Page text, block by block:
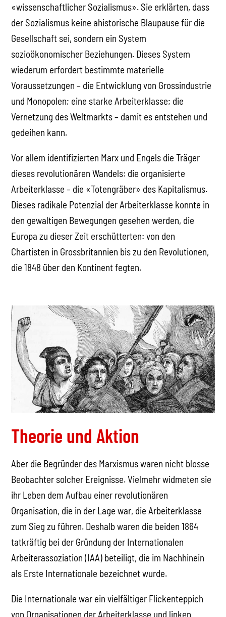
«wissenschaftlicher Sozialismus». Sie erklärten, dass
der Sozialismus keine ahistorische Blaupause für die
Gesellschaft sei, sondern ein System
sozioökonomischer Beziehungen. Dieses System
wiederum erfordert bestimmte materielle
Voraussetzungen – die Entwicklung von Grossindustrie
und Monopolen; eine starke Arbeiterklasse; die
Vernetzung des Weltmarkts – damit es entstehen und
gedeihen kann.
Vor allem identifizierten Marx und Engels die Träger
dieses revolutionären Wandels: die organisierte
Arbeiterklasse – die «Totengräber» des Kapitalismus.
Dieses radikale Potenzial der Arbeiterklasse konnte in
den gewaltigen Bewegungen gesehen werden, die
Europa zu dieser Zeit erschütterten: von den
Chartisten in Grossbritannien bis zu den Revolutionen,
die 1848 über den Kontinent fegten.
Theorie und Aktion
Aber die Begründer des Marxismus waren nicht blosse
Beobachter solcher Ereignisse. Vielmehr widmeten sie
ihr Leben dem Aufbau einer revolutionären
Organisation, die in der Lage war, die Arbeiterklasse
zum Sieg zu führen. Deshalb waren die beiden 1864
tatkräftig bei der Gründung der Internationalen
Arbeiterassoziation (IAA) beteiligt, die im Nachhinein
als Erste Internationale bezeichnet wurde.
Die Internationale war ein vielfältiger Flickenteppich
von Organisationen der Arbeiterklasse und linken